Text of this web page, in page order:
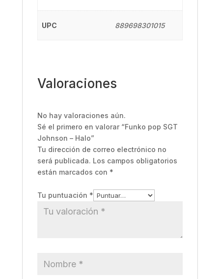
UPC 889698301015
Valoraciones
No hay valoraciones aún.
Sé el primero en valorar “Funko pop SGT
Johnson – Halo”
Tu dirección de correo electrónico no
será publicada. Los campos obligatorios
están marcados con *
Tu puntuación *